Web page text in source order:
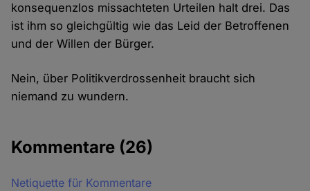
konsequenzlos missachteten Urteilen halt drei. Das
ist ihm so gleichgültig wie das Leid der Betroffenen
und der Willen der Bürger.
Nein, über Politikverdrossenheit braucht sich
niemand zu wundern.
Kommentare (26)
Netiquette für Kommentare